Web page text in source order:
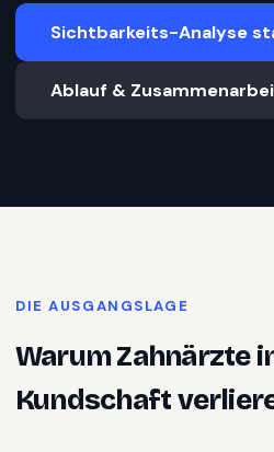
Sichtbarkeits-Analyse
Ablauf &
DIE AUSGANGSLAGE
WarumZahnärzte
Kundschaft